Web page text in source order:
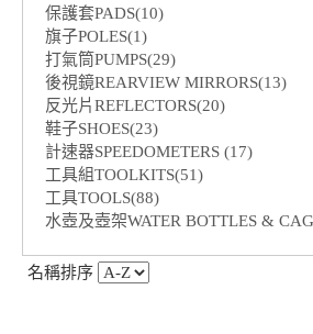
保護套PADS(10)
旗子POLES(1)
打氣筒PUMPS(29)
後視鏡REARVIEW MIRRORS(13)
反光片REFLECTORS(20)
鞋子SHOES(23)
計速器SPEEDOMETERS (17)
工具組TOOLKITS(51)
工具TOOLS(88)
水壺及壺架WATER BOTTLES &
名稱排序